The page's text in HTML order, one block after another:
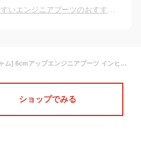
ストレートデニムに合わせやすいエンジニアブーツのおすすめは？
[バレットジャム] 6cmアップエンジニアブーツ インヒール内蔵で美脚&脚長効果 BK 24 cm
ショップでみる